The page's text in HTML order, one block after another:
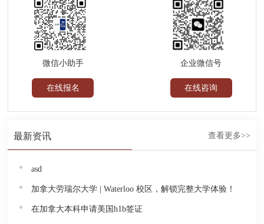
微信小助手
在线报名
企业微信号
在线咨询
最新资讯 查看更多>>
asd
加拿大劳瑞尔大学 | Waterloo 校区，解锁完整大学体验！
在加拿大本科申请美国h1b签证